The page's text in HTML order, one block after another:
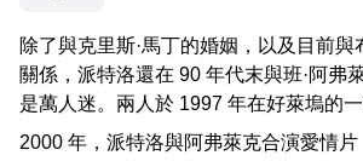
除了與克里斯·馬丁的婚姻，以及目前與
關係，派特洛還在 90 年代末與班·阿弗
是萬人迷。兩人於 1997 年在好萊塢的
2000 年，派特洛與阿弗萊克合演愛情片